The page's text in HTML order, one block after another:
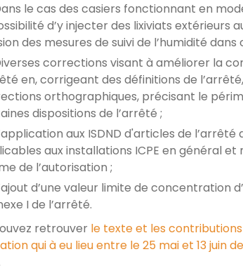
le cas des casiers fonctionnant en
d’y injecter des lixiviats extérieurs
des mesures de suivi de l’humidité dans
corrections visant à améliorer la
en, corrigeant des définitions de
orthographiques, précisant le
dispositions de l’arrêté ;
aux ISDND d'articles de l’arrêté
aux installations ICPE en général et
de l’autorisation ;
d’une valeur limite de concentration
I de l’arrêté.
retrouver le texte et les
qui à eu lieu entre le 25 mai et 13 juin